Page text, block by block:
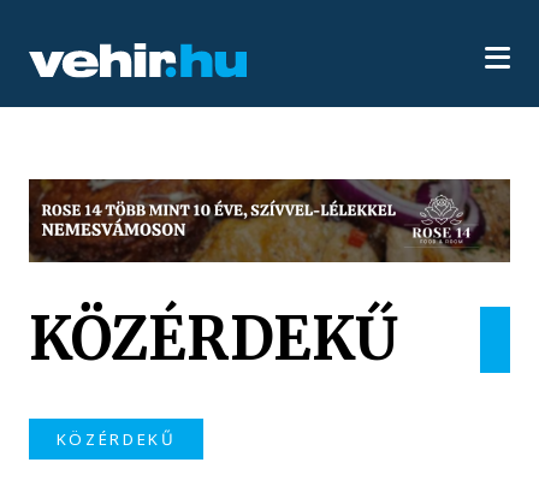
KÖZÉRDEKŰ
KÖZÉRDEKŰ